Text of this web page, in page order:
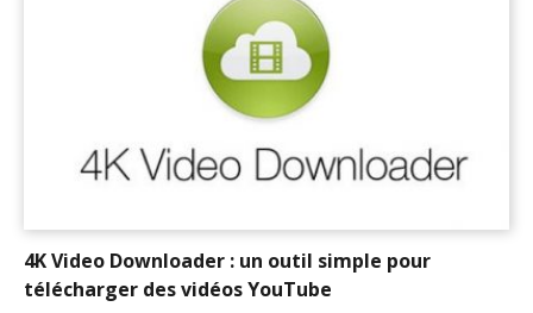
4K Video Downloader : un outil simple pour
télécharger des vidéos YouTube